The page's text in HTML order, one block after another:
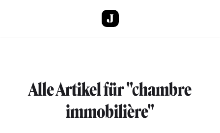
Alle Artikel für "chambre
immobilière"